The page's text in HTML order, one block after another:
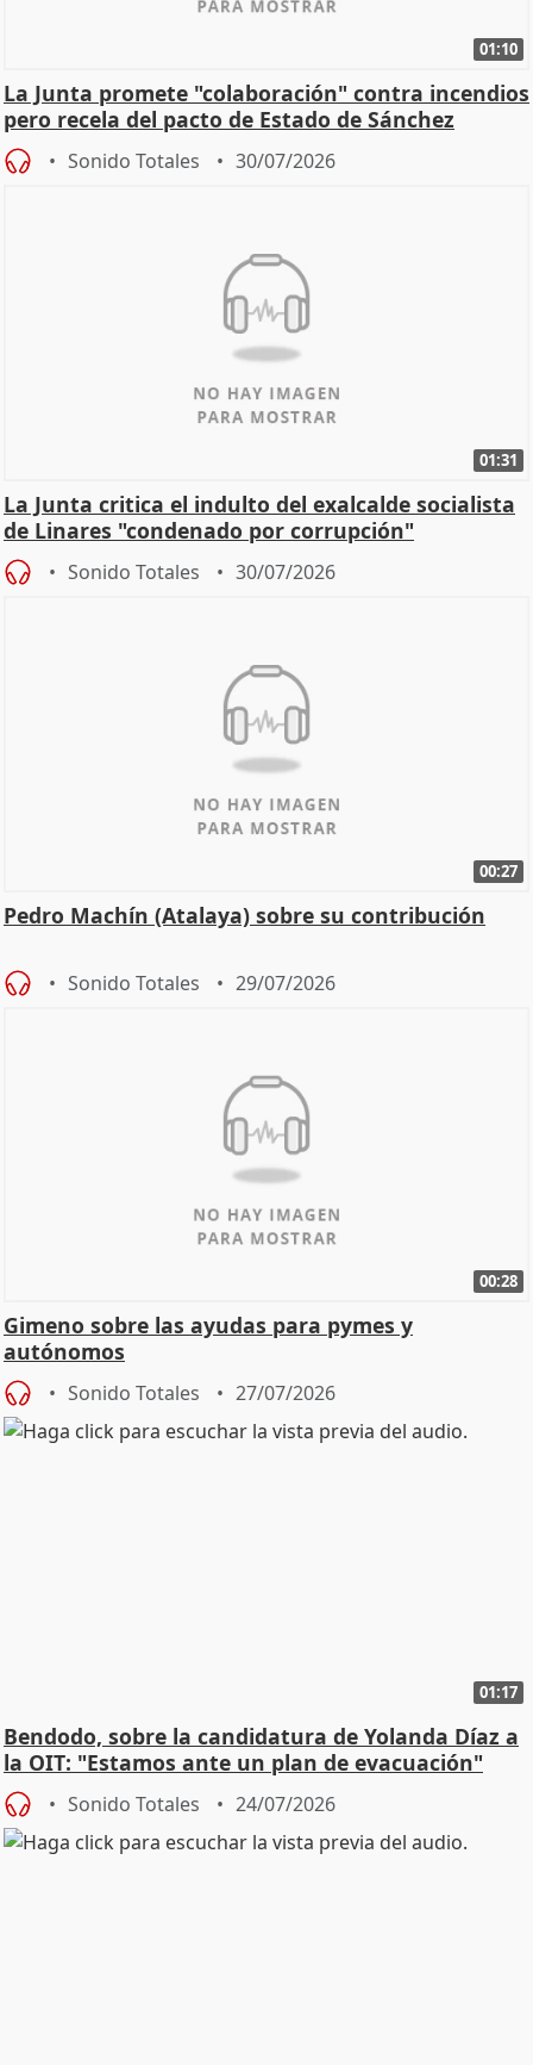
01:10
La Junta promete "colaboración" contra incendios
pero recela del pacto de Estado de Sánchez
Sonido Totales 30/07/2026
01:31
La Junta critica el indulto del exalcalde socialista
de Linares "condenado por corrupción"
Sonido Totales 30/07/2026
00:27
Pedro Machín (Atalaya) sobre su contribución
Sonido Totales 29/07/2026
00:28
Gimeno sobre las ayudas para pymes y
autónomos
Sonido Totales 27/07/2026
01:17
Bendodo, sobre la candidatura de Yolanda Díaz a
la OIT: "Estamos ante un plan de evacuación"
Sonido Totales 24/07/2026